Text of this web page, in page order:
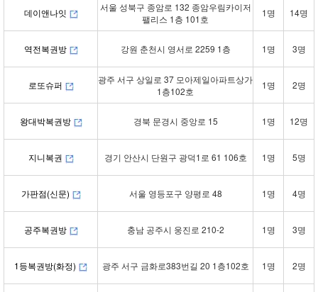
데이앤나잇
서울 성북구 종암로 132 종암우림카이저
팰리스 1층 101호
1명 14명
역전복권방 강원 춘천시 영서로 2259 1층 1명 3명
로또슈퍼
광주 서구 상일로 37 모아제일아파트상가
1층102호
1명 2명
왕대박복권방 경북 문경시 중앙로 15 1명 12명
지니복권 경기 안산시 단원구 광덕1로 61 106호 1명 5명
가판점(신문) 서울 영등포구 양평로 48 1명 4명
공주복권방 충남 공주시 웅진로 210-2 1명 3명
1등복권방(화정) 광주 서구 금화로383번길 20 1층102호 1명 2명